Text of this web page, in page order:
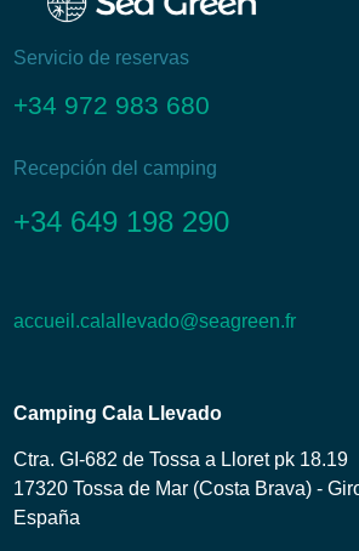
Servicio de reservas
+34 972 983 680
Recepción del camping
+34 649 198 290
accueil.calallevado@seagreen.fr
Camping Cala Llevado
Ctra. GI-682 de Tossa a Lloret pk 18.19
17320 Tossa de Mar (Costa Brava) -
España